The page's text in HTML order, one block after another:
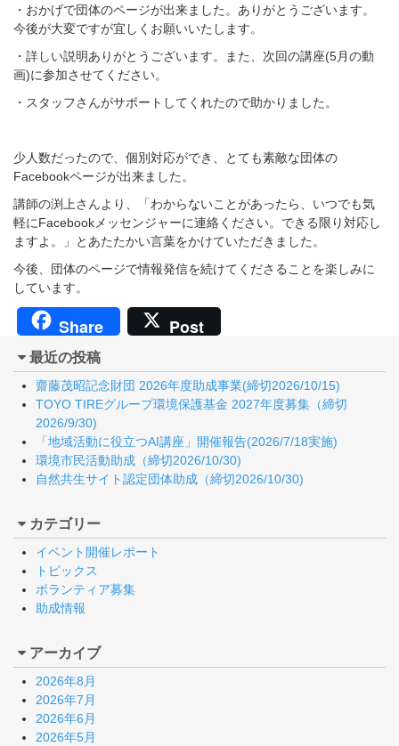
・おかげで団体のページが出来ました。ありがとうございます。
今後が大変ですが宜しくお願いいたします。
・詳しい説明ありがとうございます。また、次回の講座(5月の動
画)に参加させてください。
・スタッフさんがサポートしてくれたので助かりました。
少人数だったので、個別対応ができ、とても素敵な団体の
Facebookページが出来ました。
講師の渕上さんより、「わからないことがあったら、いつでも気
軽にFacebookメッセンジャーに連絡ください。できる限り対応し
ますよ。」とあたたかい言葉をかけていただきました。
今後、団体のページで情報発信を続けてくださることを楽しみに
しています。
Share Post
最近の投稿
齋藤茂昭記念財団 2026年度助成事業(締切2026/10/15)
TOYO TIREグループ環境保護基金 2027年度募集（締切
2026/9/30)
「地域活動に役立つAI講座」開催報告(2026/7/18実施)
環境市民活動助成（締切2026/10/30)
自然共生サイト認定団体助成（締切2026/10/30)
カテゴリー
イベント開催レポート
トピックス
ボランティア募集
助成情報
アーカイブ
2026年8月
2026年7月
2026年6月
2026年5月